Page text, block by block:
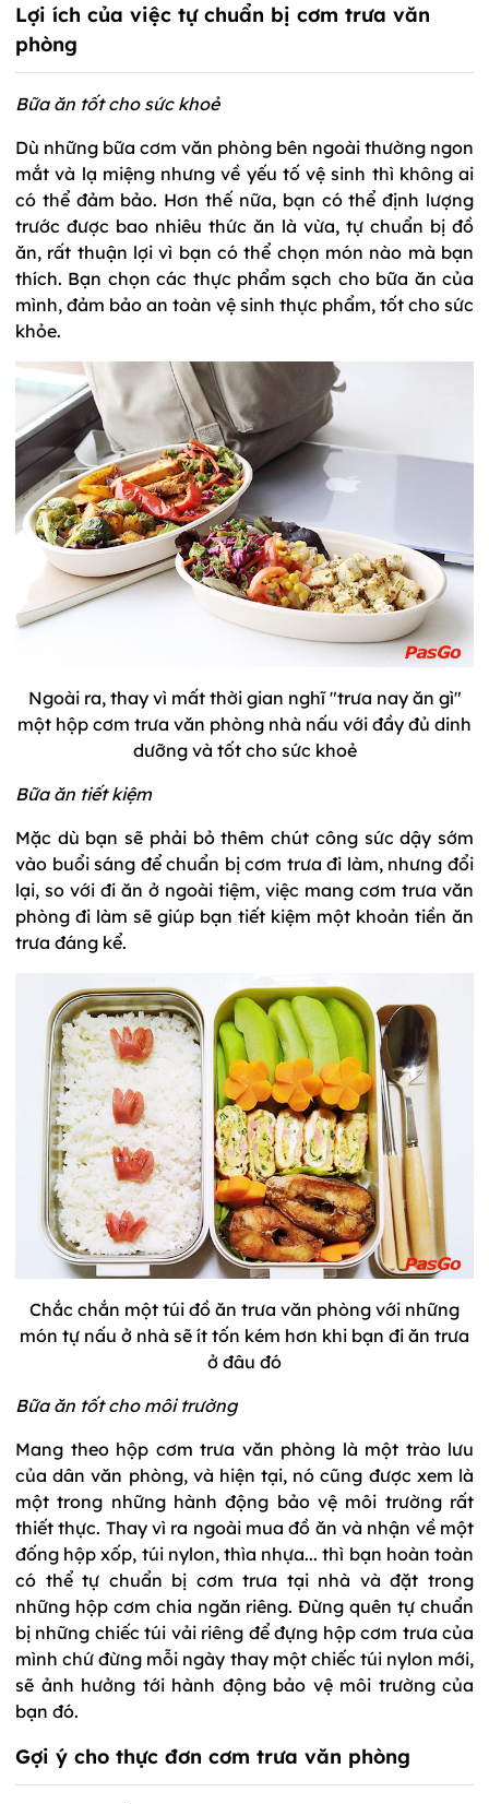
Lợi ích của việc tự chuẩn bị cơm trưa văn
phòng
Bữa ăn tốt cho sức khoẻ
Dù những bữa cơm văn phòng bên ngoài thường ngon
mắt và lạ miệng nhưng về yếu tố vệ sinh thì không ai
có thể đảm bảo. Hơn thế nữa, bạn có thể định lượng
trước được bao nhiêu thức ăn là vừa, tự chuẩn bị đồ
ăn, rất thuận lợi vì bạn có thể chọn món nào mà bạn
thích. Bạn chọn các thực phẩm sạch cho bữa ăn của
mình, đảm bảo an toàn vệ sinh thực phẩm, tốt cho sức
khỏe.
Ngoài ra, thay vì mất thời gian nghĩ "trưa nay ăn gì"
một hộp cơm trưa văn phòng nhà nấu với đầy đủ dinh
dưỡng và tốt cho sức khoẻ
Bữa ăn tiết kiệm
Mặc dù bạn sẽ phải bỏ thêm chút công sức dậy sớm
vào buổi sáng để chuẩn bị cơm trưa đi làm, nhưng đổi
lại, so với đi ăn ở ngoài tiệm, việc mang cơm trưa văn
phòng đi làm sẽ giúp bạn tiết kiệm một khoản tiền ăn
trưa đáng kể.
Chắc chắn một túi đồ ăn trưa văn phòng với những
món tự nấu ở nhà sẽ ít tốn kém hơn khi bạn đi ăn trưa
ở đâu đó
Bữa ăn tốt cho môi trường
Mang theo hộp cơm trưa văn phòng là một trào lưu
của dân văn phòng, và hiện tại, nó cũng được xem là
một trong những hành động bảo vệ môi trường rất
thiết thực. Thay vì ra ngoài mua đồ ăn và nhận về một
đống hộp xốp, túi nylon, thìa nhựa... thì bạn hoàn toàn
có thể tự chuẩn bị cơm trưa tại nhà và đặt trong
những hộp cơm chia ngăn riêng. Đừng quên tự chuẩn
bị những chiếc túi vải riêng để đựng hộp cơm trưa của
mình chứ đừng mỗi ngày thay một chiếc túi nylon mới,
sẽ ảnh hưởng tới hành động bảo vệ môi trường của
bạn đó.
Gợi ý cho thực đơn cơm trưa văn phòng